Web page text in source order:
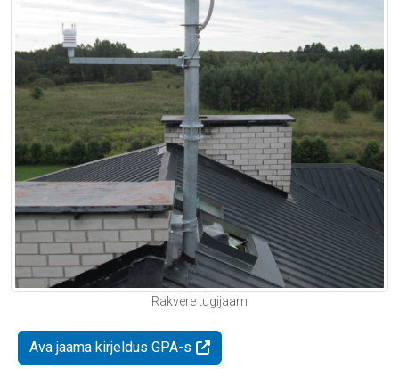
Rakvere tugijaam
Ava jaama kirjeldus GPA-s